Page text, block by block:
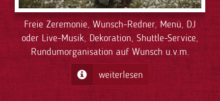
Freie Zeremonie, Wunsch-Redner, Menü, DJ
oder Live-Musik, Dekoration, Shuttle-Service,
Rundumorganisation auf Wunsch u.v.m.
weiterlesen